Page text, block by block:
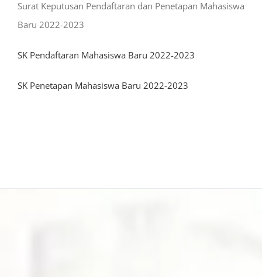
Surat Keputusan Pendaftaran dan Penetapan Mahasiswa
Baru 2022-2023
SK Pendaftaran Mahasiswa Baru 2022-2023
SK Penetapan Mahasiswa Baru 2022-2023